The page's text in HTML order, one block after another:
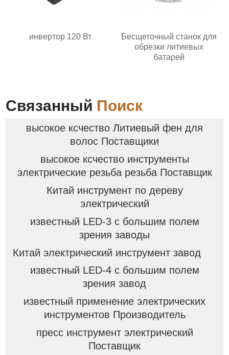
инвертор 120 Вт
Бесщеточный станок для
обрезки литиевых
батарей
Связанный Поиск
высокое ксчество Литиевый фен для
волос Поставщики
высокое ксчество инструменты
электрические резьба резьба Поставщик
Китай инструмент по дереву
электрический
известный LED-3 с большим полем
зрения заводы
Китай электрический инструмент завод
известный LED-4 с большим полем
зрения завод
известный применение электрических
инструментов Производитель
пресс инструмент электрический
Поставщик